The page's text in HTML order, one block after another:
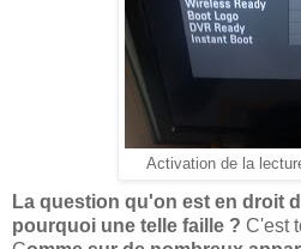
Activation de la
La question qu'on est en droit
pourquoi une telle faille ? C'est